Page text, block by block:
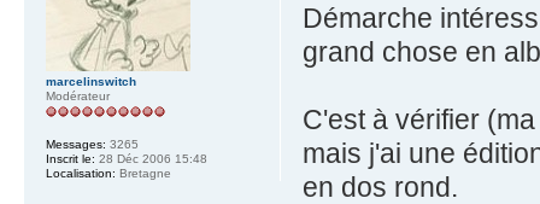
Démarche
grand chose en
C'est à vérifier
mais j'ai une
en dos rond.
marcelinswitch
Modérateur
Messages: 3265
Inscrit le: 28 Déc 2006 15:48
Localisation: Bretagne